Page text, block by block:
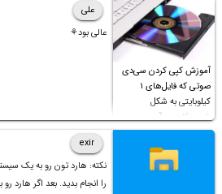
آموزش کپی کردن سی‌دی
صوتی که فایل‌های ۱
کیلوبایتی به شکل
شورت‌کات در آن موجود
است!
علی
عالی بود⚘
exir